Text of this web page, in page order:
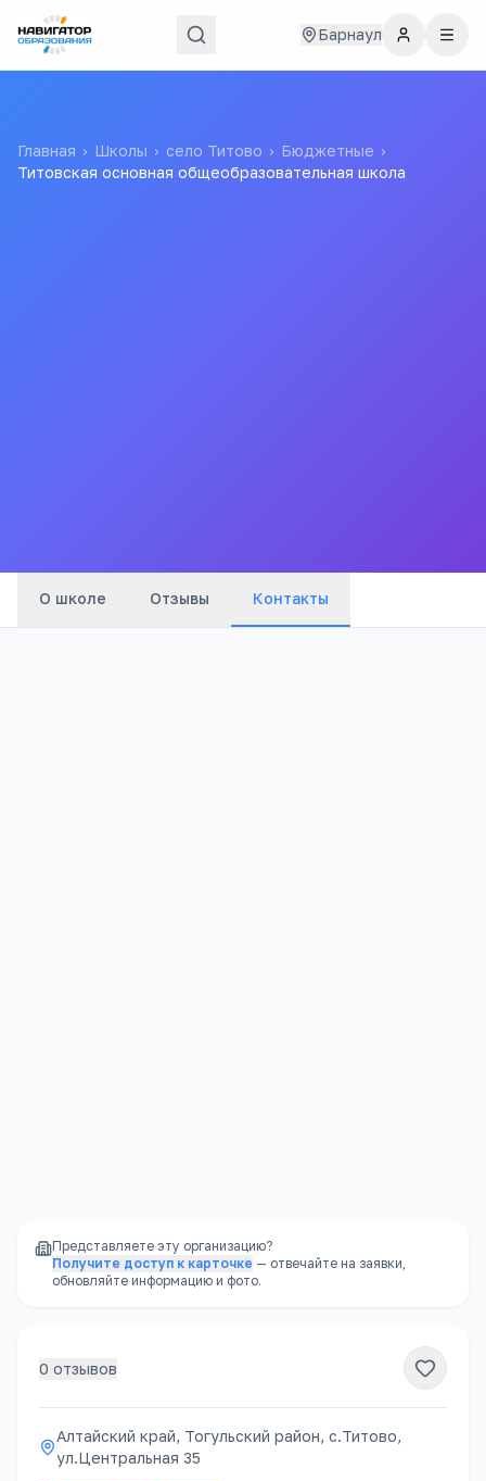
Барнаул
Главная › Школы › село Титово › Бюджетные ›
Титовская основная общеобразовательная школа
О школе Отзывы Контакты
Представляете эту организацию?
Получите доступ к карточке — отвечайте на заявки,
обновляйте информацию и фото.
0 отзывов
Алтайский край, Тогульский район, с.Титово,
ул.Центральная 35